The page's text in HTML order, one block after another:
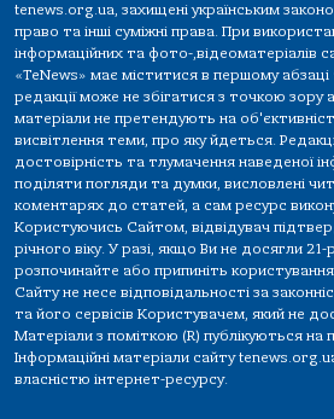
tenews.org.ua, захищені українським
право та інші суміжні права. При
інформаційних та фото-,відеоматеріалів
«TeNews» має міститися в першому абзаці
редакції може не збігатися з точкою зору
матеріали не претендують на
висвітлення теми, про яку йдеться.
достовірність та тлумачення наведеної
поділяти погляди та думки, висловлені
коментарях до статей, а сам ресурс
Користуючись Сайтом, відвідувач
річного віку. У разі, якщо Ви не досягли 21-
розпочинайте або припиніть
Сайту не несе відповідальності за
та його сервісів Користувачем, який не
Матеріали з поміткою (R) публікуються на
Інформаційні матеріали сайту
власністю інтернет-ресурсу.